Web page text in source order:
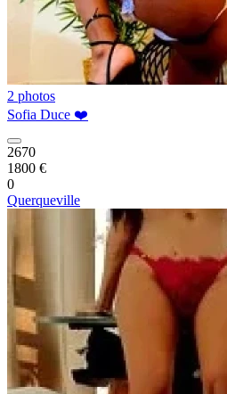
2 photos
Sofia Duce ❤️
2670
1800 €
0
Querqueville